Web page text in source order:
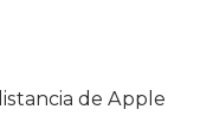
de Apple